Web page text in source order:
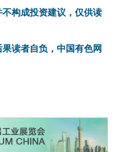
构成投资建议，仅供读
读者自负，中国有色网